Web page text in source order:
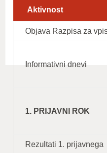
Aktivnost
Objava Razpisa za
Informativni dnevi
1. PRIJAVNI ROK
Rezultati 1. prijavnega